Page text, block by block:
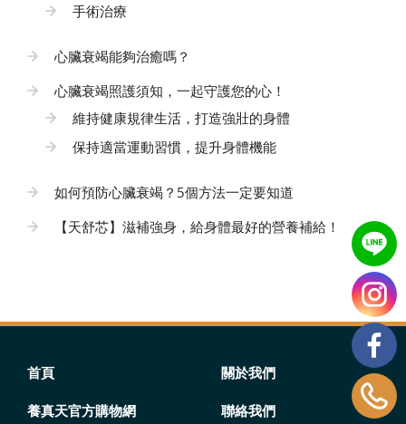
手術治療
心臟衰竭能夠治癒嗎？
心臟衰竭照護須知，一起守護您的心！
維持健康規律生活，打造強壯的身體
保持適當運動習慣，提升身體機能
如何預防心臟衰竭？5個方法一定要知道
【天舒芯】滋補強身，給身體最好的營養補給！
首頁 關於我們
養真天官方購物網 聯絡我們